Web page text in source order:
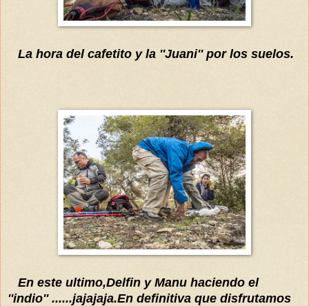
La hora del cafetito y la ''Juani'' por los suelos.
En este ultimo,Delfin y Manu haciendo el
''indio'' ......jajajaja.En definitiva que disfrutamos